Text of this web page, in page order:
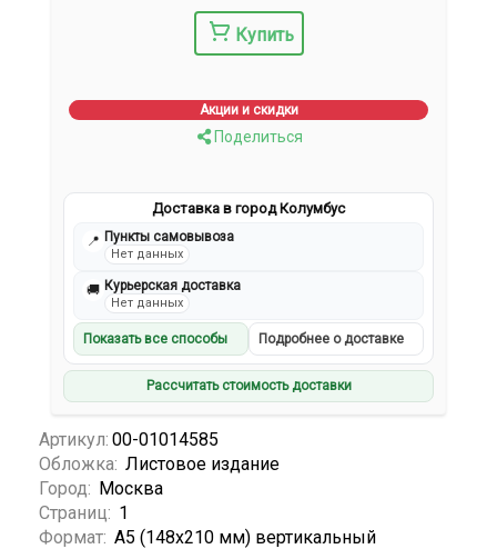
Купить
Акции и скидки
Поделиться
Доставка в город Колумбус
📍 Пункты самовывоза
Нет данных
🚚 Курьерская доставка
Нет данных
Показать все способы Подробнее о доставке
Рассчитать стоимость доставки
Артикул: 00-01014585
Обложка: Листовое издание
Город: Москва
Страниц: 1
Формат: А5 (148x210 мм) вертикальный